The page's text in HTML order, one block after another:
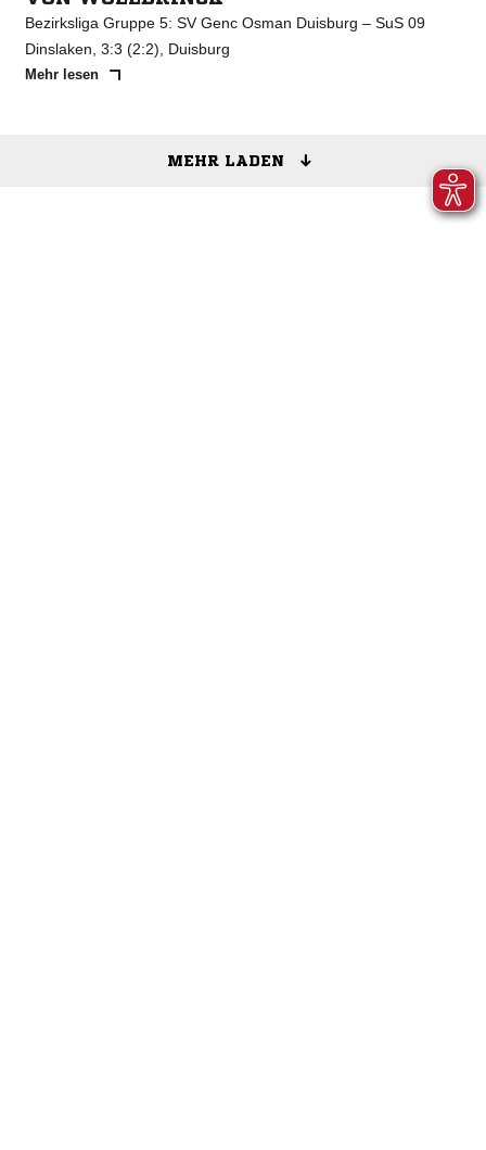
Bezirksliga Gruppe 5: SV Genc Osman Duisburg – SuS 09
Dinslaken, 3:3 (2:2), Duisburg
Mehr lesen
MEHR LADEN